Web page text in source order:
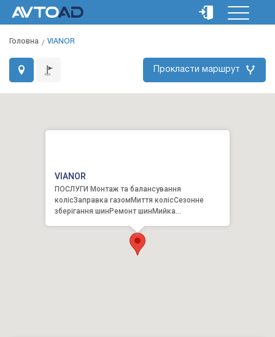
Головна VIANOR
Прокласти маршрут
VIANOR
ПОСЛУГИ Монтаж та балансування
колісЗаправка газомМиття колісСезонне
зберігання шинРемонт шинМийка